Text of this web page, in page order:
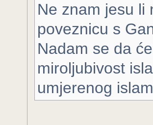
Ne znam jesu li
poveznicu s
Nadam se da
miroljubivost
umjerenog